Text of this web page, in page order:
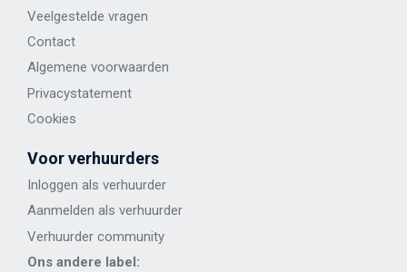
Veelgestelde vragen
Contact
Algemene voorwaarden
Privacystatement
Cookies
Voor verhuurders
Inloggen als verhuurder
Aanmelden als verhuurder
Verhuurder community
Ons andere label: